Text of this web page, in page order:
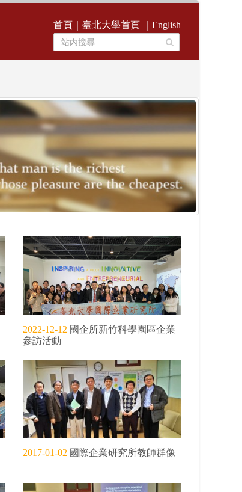
首頁 臺北大學首頁 English
2022-12-12 國企所新竹科學園區企業
參訪活動
2017-01-02 國際企業研究所教師群像